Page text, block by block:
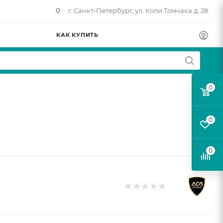
г. Санкт-Петербург, ул. Коли Томчака д. 28
КАК КУПИТЬ
0
0
0